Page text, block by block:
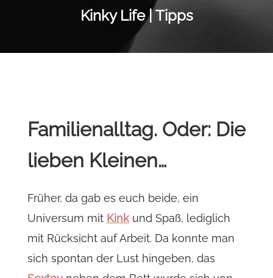
Kinky Life | Tipps
Familienalltag. Oder: Die
lieben Kleinen…
Früher, da gab es euch beide, ein
Universum mit Kinkund Spaß, lediglich
mit Rücksicht auf Arbeit. Da konnte man
sich spontan der Lust hingeben, das